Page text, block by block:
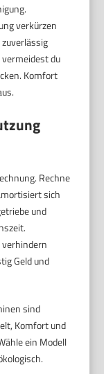
verkürzen
du
Komfort
Rechne
sich
und
verhindern
Geld und
sind
Komfort und
ein Modell